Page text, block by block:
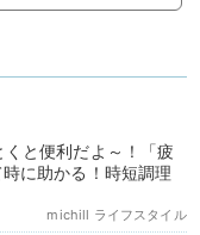
と便利だよ～！「疲
に助かる！時短調理
michill ライフスタイル